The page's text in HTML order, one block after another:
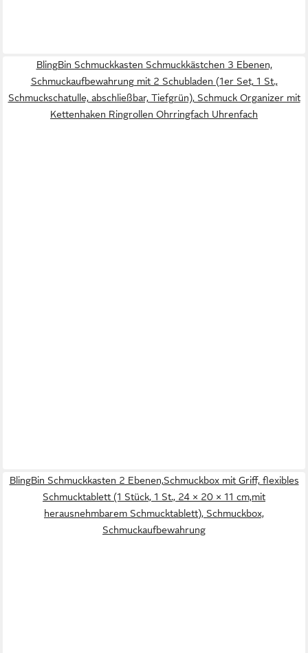
BlingBin Schmuckkasten Schmuckkästchen 3 Ebenen,
Schmuckaufbewahrung mit 2 Schubladen (1er Set, 1 St.,
Schmuckschatulle, abschließbar, Tiefgrün), Schmuck Organizer mit
Kettenhaken Ringrollen Ohrringfach Uhrenfach
BlingBin Schmuckkasten 2 Ebenen,Schmuckbox mit Griff, flexibles
Schmucktablett (1 Stück, 1 St., 24 × 20 × 11 cm,mit
herausnehmbarem Schmucktablett), Schmuckbox,
Schmuckaufbewahrung